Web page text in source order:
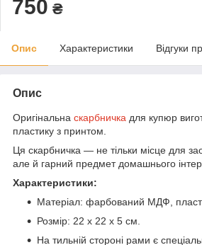
750 ₴
Опис Характеристики Відгуки
Опис
Оригінальна скарбничка для купюр
пластику з принтом.
Ця скарбничка — не тільки місце для
але й гарний предмет домашнього
Характеристики:
Матеріал: фарбований МДФ,
Розмір: 22 х 22 х 5 см.
На тильній стороні рами є